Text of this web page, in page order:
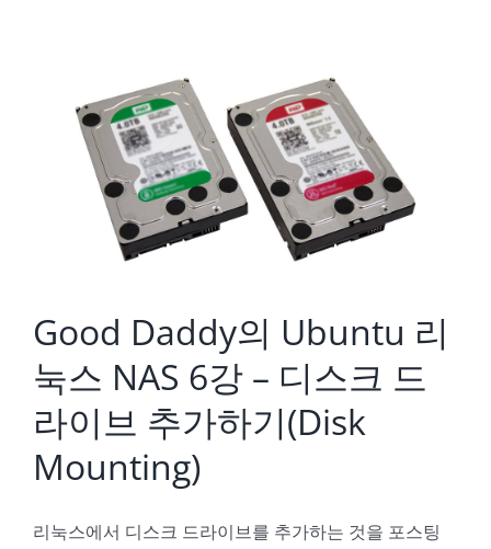
Good Daddy의 Ubuntu 리
눅스 NAS 6강 – 디스크 드
라이브 추가하기(Disk
Mounting)
리눅스에서 디스크 드라이브를 추가하는 것을 포스팅